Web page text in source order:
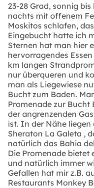
23-28 Grad, sonnig
nachts mit offenem
Moskitos schlafen,
Eingebucht hatte ich
Sternen hat man hier
hervorragendes
km langen
nur überqueren und
man als Liegewiese
Bucht zum Baden.
Promenade zur Bucht
der angrenzenden
ist. In der Nähe liegen
Sheraton La Galeta ,
natürlich das Bahia
Die Promenade bietet
und natürlich immer
Gefallen hat mir z.B.
Restaurants Monkey